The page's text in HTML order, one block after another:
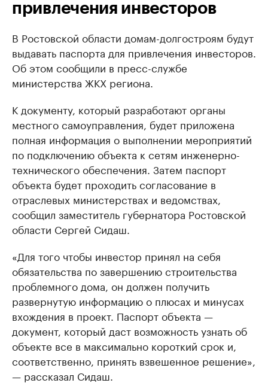
привлечения инвесторов
В Ростовской области домам-долгостроям будут
выдавать паспорта для привлечения инвесторов.
Об этом сообщили в пресс-службе
министерства ЖКХ региона.
К документу, который разработают органы
местного самоуправления, будет приложена
полная информация о выполнении мероприятий
по подключению объекта к сетям инженерно-
технического обеспечения. Затем паспорт
объекта будет проходить согласование в
отраслевых министерствах и ведомствах,
сообщил заместитель губернатора Ростовской
области Сергей Сидаш.
«Для того чтобы инвестор принял на себя
обязательства по завершению строительства
проблемного дома, он должен получить
развернутую информацию о плюсах и минусах
вхождения в проект. Паспорт объекта —
документ, который даст возможность узнать об
объекте все в максимально короткий срок и,
соответственно, принять взвешенное решение»,
— рассказал Сидаш.